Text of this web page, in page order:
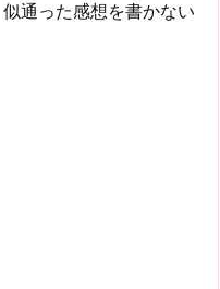
通った感想を書かない